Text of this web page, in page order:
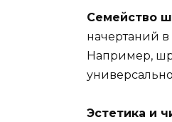
Семейство
начертаний
Например,
Эстетика и